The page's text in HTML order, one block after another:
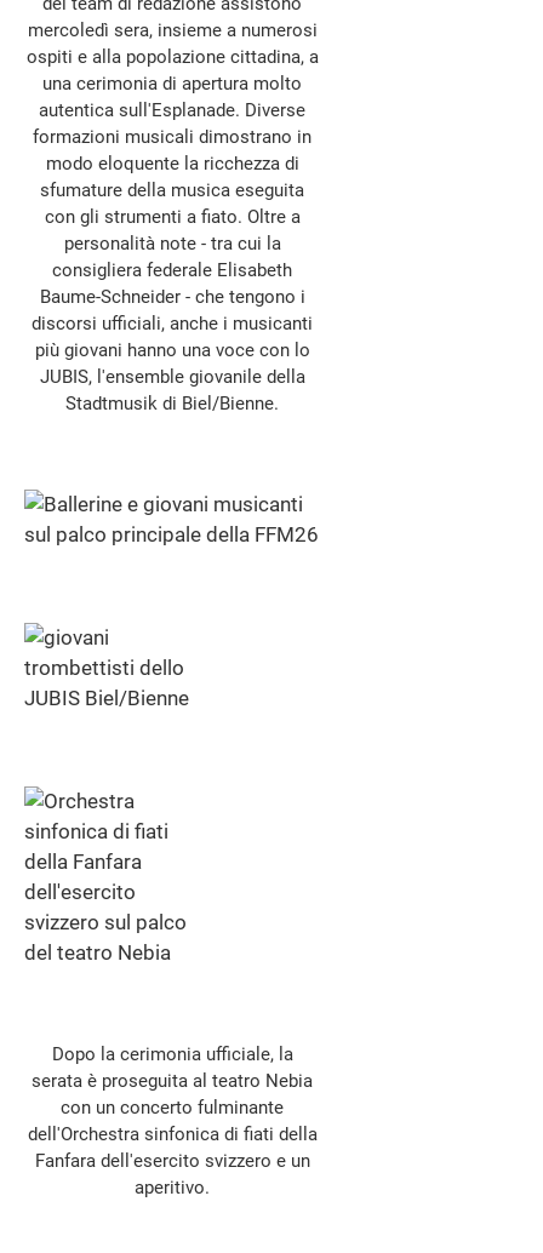
mercoledì sera, insieme a numerosi
ospiti e alla popolazione cittadina, a
una cerimonia di apertura molto
autentica sull'Esplanade. Diverse
formazioni musicali dimostrano in
modo eloquente la ricchezza di
sfumature della musica eseguita
con gli strumenti a fiato. Oltre a
personalità note - tra cui la
consigliera federale Elisabeth
Baume-Schneider - che tengono i
discorsi ufficiali, anche i musicanti
più giovani hanno una voce con lo
JUBIS, l'ensemble giovanile della
Stadtmusik di Biel/Bienne.
Dopo la cerimonia ufficiale, la
serata è proseguita al teatro Nebia
con un concerto fulminante
dell'Orchestra sinfonica di fiati della
Fanfara dell'esercito svizzero e un
aperitivo.